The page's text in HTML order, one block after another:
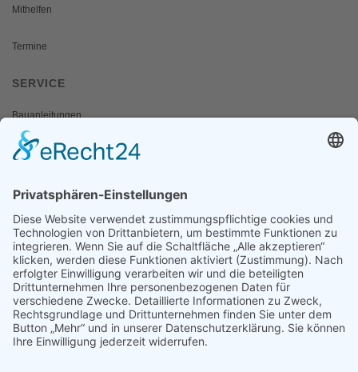
Mithelfen
Termine
SERVICE
Bauanleitungen
Schulangebote
Shop
MEDIEN & PRESSE
Informationsfalter
Informativ
Otternet
natur & land
Presse
ÜBER UNS